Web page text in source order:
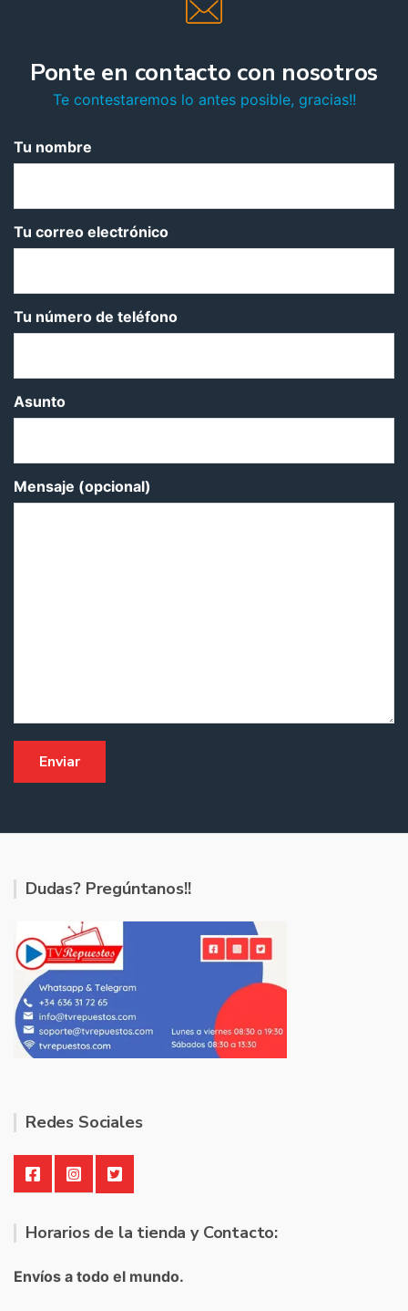
Ponte en contacto con nosotros
Te contestaremos lo antes posible, gracias!!
Tu nombre
Tu correo electrónico
Tu número de teléfono
Asunto
Mensaje (opcional)
Dudas? Pregúntanos!!
Redes Sociales
Horarios de la tienda y Contacto:
Envíos a todo el mundo.